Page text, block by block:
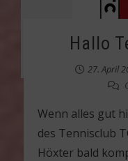
Hallo
27. April
Wenn alles gut
des Tennisclub
Höxter bald